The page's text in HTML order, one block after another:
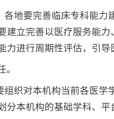
地要完善临床专科能
建立完善以医疗服务能
进行周期性评估，引导
。
织对本机构当前各医
本机构的基础学科、平